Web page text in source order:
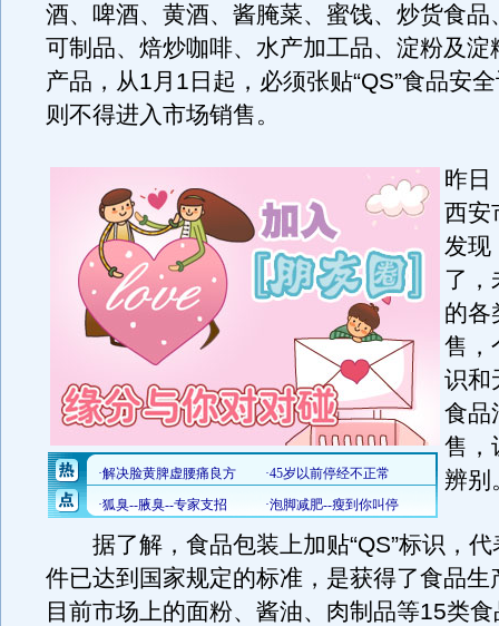
酒、啤酒、黄酒、酱腌菜、蜜饯、炒货食品
可制品、焙炒咖啡、水产加工品、淀粉及淀
产品，从1月1日起，必须张贴“QS”食品安
则不得进入市场销售。
昨日
西安
发现
了，
的各
售，
识和
食品
售，
辨别
据了解，食品包装上加贴“QS”标识，代
件已达到国家规定的标准，是获得了食品生
目前市场上的面粉、酱油、肉制品等15类